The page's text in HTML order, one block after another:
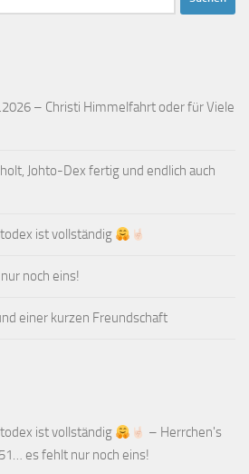
– Christi Himmelfahrt oder für Viele
Johto-Dex fertig und endlich auch
ist vollständig
noch eins!
einer kurzen Freundschaft
ist vollständig
– Herrchen's
es fehlt nur noch eins!